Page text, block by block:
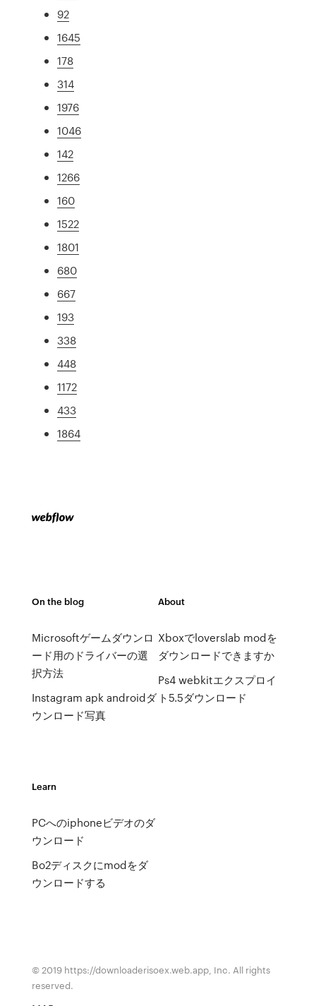
92
1645
178
314
1976
1046
142
1266
160
1522
1801
680
667
193
338
448
1172
433
1864
On the blog
Microsoftゲームダウンロ
ード用のドライバーの選
択方法
Instagram apk androidダ
ウンロード写真
About
Xboxでloverslab modを
ダウンロードできますか
Ps4 webkitエクスプロイ
ト5.5ダウンロード
Learn
PCへのiphoneビデオのダ
ウンロード
Bo2ディスクにmodをダ
ウンロードする
© 2019 https://downloaderisoex.web.app, Inc. All rights
reserved.